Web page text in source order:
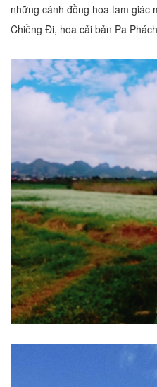
những cánh đồng hoa tam giác
Chiềng Đi, hoa cải bản Pa